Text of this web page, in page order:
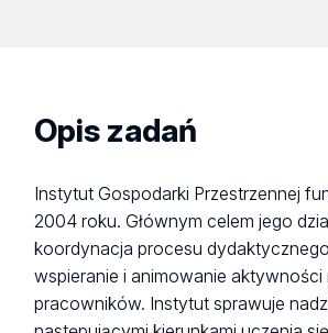
Opis zadań
Instytut Gospodarki Przestrzennej
2004 roku. Głównym celem jego
koordynacja procesu
wspieranie i animowanie aktywności
pracowników. Instytut sprawuje